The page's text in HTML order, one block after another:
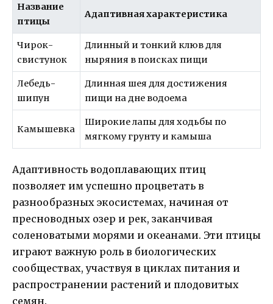
Название
птицы
Адаптивная характеристика
Чирок-
свистунок
Длинный и тонкий клюв для
ныряния в поисках пищи
Лебедь-
шипун
Длинная шея для достижения
пищи на дне водоема
Камышевка
Широкие лапы для ходьбы по
мягкому грунту и камыша
Адаптивность водоплавающих птиц
позволяет им успешно процветать в
разнообразных экосистемах, начиная от
пресноводных озер и рек, заканчивая
соленоватыми морями и океанами. Эти птицы
играют важную роль в биологических
сообществах, участвуя в циклах питания и
распространении растений и плодовитых
семян.